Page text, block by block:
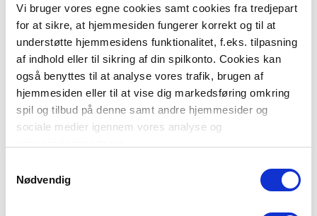
Vi bruger vores egne cookies samt cookies fra tredjepart
for at sikre, at hjemmesiden fungerer korrekt og til at
understøtte hjemmesidens funktionalitet, f.eks. tilpasning
af indhold eller til sikring af din spilkonto. Cookies kan
også benyttes til at analyse vores trafik, brugen af
hjemmesiden eller til at vise dig markedsføring omkring
spil og tilbud på denne samt andre hjemmesider og
sociale medier igennem vores analyse og
Du kan læse mere om vores brug af cookies under
"Detaljer" eller ved at klikke videre til vores Cookiepolitik,
Nødvendig